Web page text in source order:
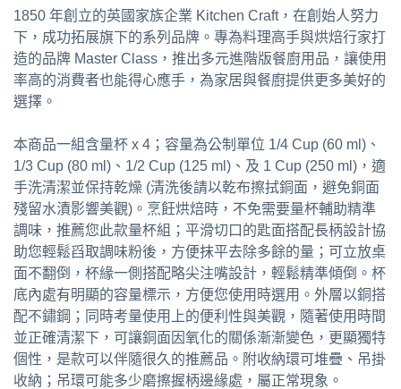
1850 年創立的英國家族企業 Kitchen Craft，在創始人努力
下，成功拓展旗下的系列品牌。專為料理高手與烘焙行家打
造的品牌 Master Class，推出多元進階版餐廚用品，讓使用
率高的消費者也能得心應手，為家居與餐廚提供更多美好的
選擇。
本商品一組含量杯 x 4；容量為公制單位 1/4 Cup (60 ml)、
1/3 Cup (80 ml)、1/2 Cup (125 ml)、及 1 Cup (250 ml)，適
手洗清潔並保持乾燥 (清洗後請以乾布擦拭銅面，避免銅面
殘留水漬影響美觀)。烹飪烘焙時，不免需要量杯輔助精準
調味，推薦您此款量杯組；平滑切口的匙面搭配長柄設計協
助您輕鬆舀取調味粉後，方便抹平去除多餘的量；可立放桌
面不翻倒，杯緣一側搭配略尖注嘴設計，輕鬆精準傾倒。杯
底內處有明顯的容量標示，方便您使用時選用。外層以銅搭
配不鏽鋼；同時考量使用上的便利性與美觀，隨著使用時間
並正確清潔下，可讓銅面因氧化的關係漸漸變色，更顯獨特
個性，是款可以伴隨很久的推薦品。附收納環可堆疊、吊掛
收納；吊環可能多少磨擦握柄邊緣處，屬正常現象。